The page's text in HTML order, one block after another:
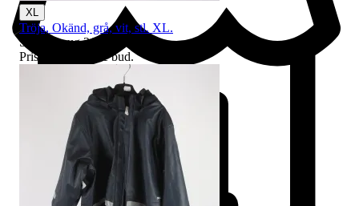
XL
Tröja, Okänd, grå, vit, stl. XL.
Sluttid
9 aug 21:31
Pris:
Ledande bud.